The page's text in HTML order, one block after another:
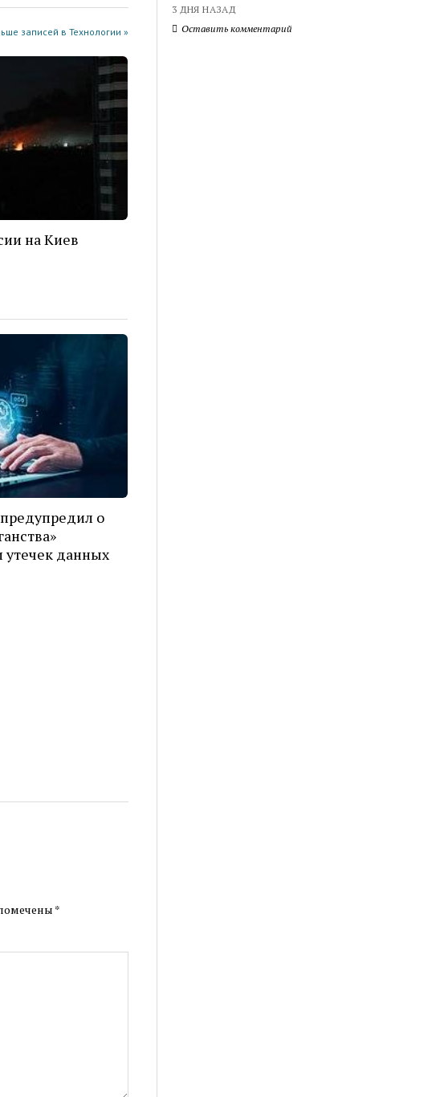
записей в Технологии »
на Киев
о
утечек данных
*
3 ДНЯ НАЗАД
Оставить комментарий